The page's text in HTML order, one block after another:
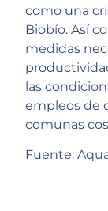
como una
Biobío. Así
medidas
las
empleos de
comunas
Fuente: